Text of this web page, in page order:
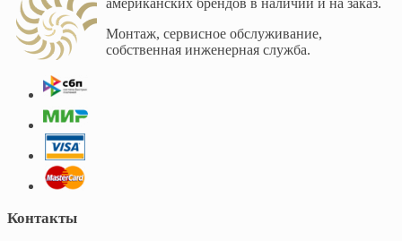
Монтаж, сервисное обслуживание,
собственная инженерная служба.
Контакты